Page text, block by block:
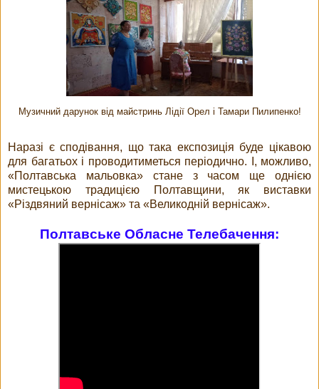
Музичний дарунок від майстринь Лідії Орел і Тамари Пилипенко!
Наразі є сподівання, що така експозиція буде цікавою
для багатьох і проводитиметься періодично. І, можливо,
«Полтавська мальовка» стане з часом ще однією
мистецькою традицією Полтавщини, як виставки
«Різдвяний вернісаж» та «Великодній вернісаж».
Полтавське Обласне Телебачення: